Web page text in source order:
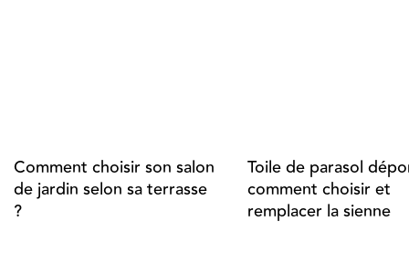
Comment choisir son salon
de jardin selon sa terrasse
?
Toile de parasol
comment choisir et
remplacer la sienne